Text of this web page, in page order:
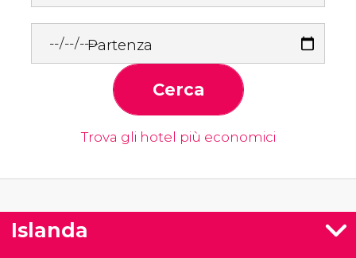
Partenza
Cerca
Trova gli hotel più economici
Islanda